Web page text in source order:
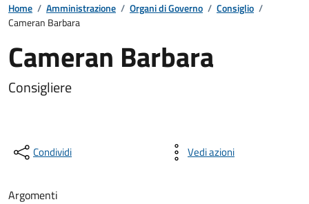
Home / Amministrazione / Organi di Governo / Consiglio /
Cameran Barbara
Cameran Barbara
Consigliere
Condividi Vedi azioni
Argomenti